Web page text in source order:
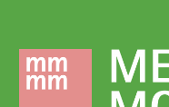
springen